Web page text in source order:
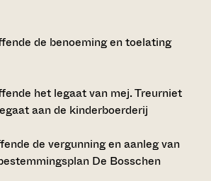
de benoeming en toelating
het legaat van mej. Treurniet
aan de kinderboerderij
de vergunning en aanleg van
De Bosschen